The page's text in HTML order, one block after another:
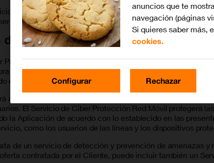
ORANGE pone a su disposición el Servicio de
objeto de reventa, cesión o explotación de clase alguna a
de Ciber Protección
Protección contratado sobre una tarifa convergente que
+ Móvil. El Servicio de Ciber Protección contratado
el Servicio.
adaptado en función de si el Cliente es un cliente
El Servicio de Ciber Protección Red Móvil protegerá
la Aplicación de acuerdo con lo establecido en las
como los usuarios de las líneas y los dispositivos
de un servicio de detección y prevención de amenazas
contratada por el Cliente, puede incluir también un
anuncios que te
navegación (páginas
Si quieres saber más,
cookies.
Configurar Rechazar